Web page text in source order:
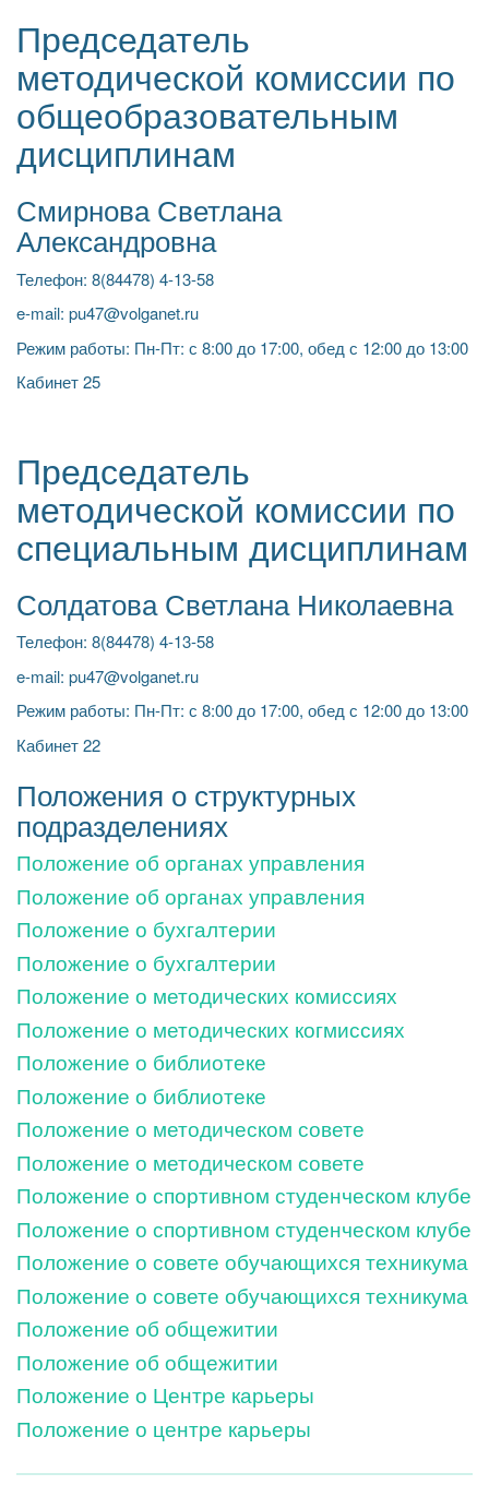
Председатель
методической комиссии по
общеобразовательным
дисциплинам
Смирнова Светлана
Александровна
Телефон: 8(84478) 4-13-58
e-mail: pu47@volganet.ru
Режим работы: Пн-Пт: с 8:00 до 17:00, обед с 12:00 до 13:00
Кабинет 25
Председатель
методической комиссии по
специальным дисциплинам
Солдатова Светлана Николаевна
Телефон: 8(84478) 4-13-58
e-mail: pu47@volganet.ru
Режим работы: Пн-Пт: с 8:00 до 17:00, обед с 12:00 до 13:00
Кабинет 22
Положения о структурных
подразделениях
Положение об органах управления
Положение об органах управления
Положение о бухгалтерии
Положение о бухгалтерии
Положение о методических комиссиях
Положение о методических когмиссиях
Положение о библиотеке
Положение о библиотеке
Положение о методическом совете
Положение о методическом совете
Положение о спортивном студенческом клубе
Положение о спортивном студенческом клубе
Положение о совете обучающихся техникума
Положение о совете обучающихся техникума
Положение об общежитии
Положение об общежитии
Положение о Центре карьеры
Положение о центре карьеры